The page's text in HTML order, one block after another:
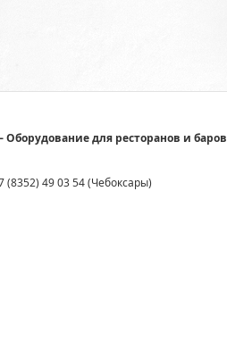
Оборудование для ресторанов и баров
(8352) 49 03 54 (Чебоксары)